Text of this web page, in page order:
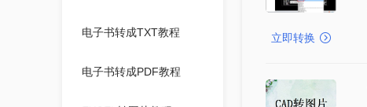
电子书转成TXT教程
电子书转成PDF教程
立即转换